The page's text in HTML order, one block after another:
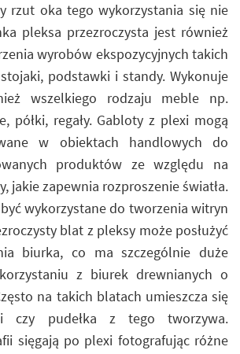
rzut oka tego wykorzystania się nie
pleksa przezroczysta jest również
wyrobów ekspozycyjnych takich
podstawki i standy. Wykonuje
wszelkiego rodzaju meble np.
półki, regały. Gabloty z plexi mogą
w obiektach handlowych do
produktów ze względu na
jakie zapewnia rozproszenie światła.
wykorzystane do tworzenia witryn
blat z pleksy może posłużyć
biurka, co ma szczególnie duże
z biurek drewnianych o
na takich blatach umieszcza się
czy pudełka z tego tworzywa.
sięgają po plexi fotografując różne